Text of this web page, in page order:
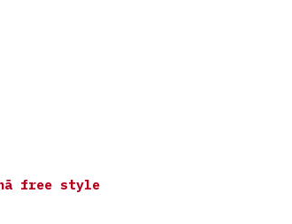
free style